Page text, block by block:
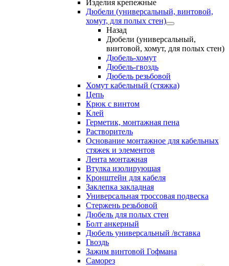
Изделия крепежные
Дюбели (универсальный, винтовой,
хомут, для полых стен)
Назад
Дюбели (универсальный,
винтовой, хомут, для полых стен)
Дюбель-хомут
Дюбель-гвоздь
Дюбель резьбовой
Хомут кабельный (стяжка)
Цепь
Крюк с винтом
Клей
Герметик, монтажная пена
Растворитель
Основание монтажное для кабельных
стяжек и элементов
Лента монтажная
Втулка изолирующая
Кронштейн для кабеля
Заклепка закладная
Универсальная троссовая подвеска
Стержень резьбовой
Дюбель для полых стен
Болт анкерный
Дюбель универсальный /вставка
Гвоздь
Зажим винтовой Гофмана
Саморез